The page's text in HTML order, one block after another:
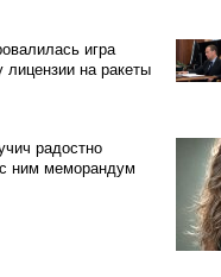
игра
на ракеты
радостно
ним меморандум